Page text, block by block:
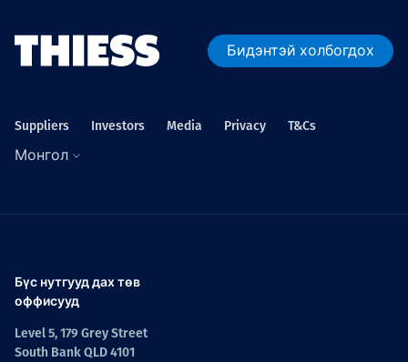
Бидэнтэй холбогдох
Suppliers Investors Media Privacy T&Cs
Монгол
Бүс нутгууд дах төв
оффисууд
Level 5, 179 Grey Street
South Bank QLD 4101